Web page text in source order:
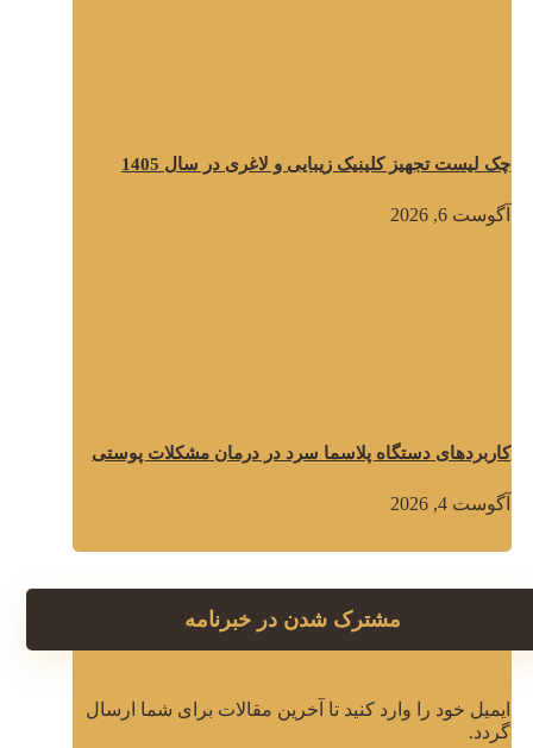
چک لیست تجهیز کلینیک زیبایی و لاغری در سال 1405
آگوست 6, 2026
کاربردهای دستگاه پلاسما سرد در درمان مشکلات پوستی
آگوست 4, 2026
مشترک شدن در خبرنامه
ایمیل خود را وارد کنید تا آخرین مقالات برای شما ارسال
گردد.